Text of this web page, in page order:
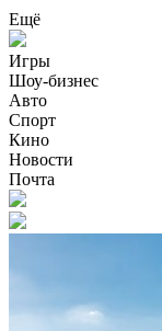
Ещё
Игры
Шоу-бизнес
Авто
Спорт
Кино
Новости
Почта